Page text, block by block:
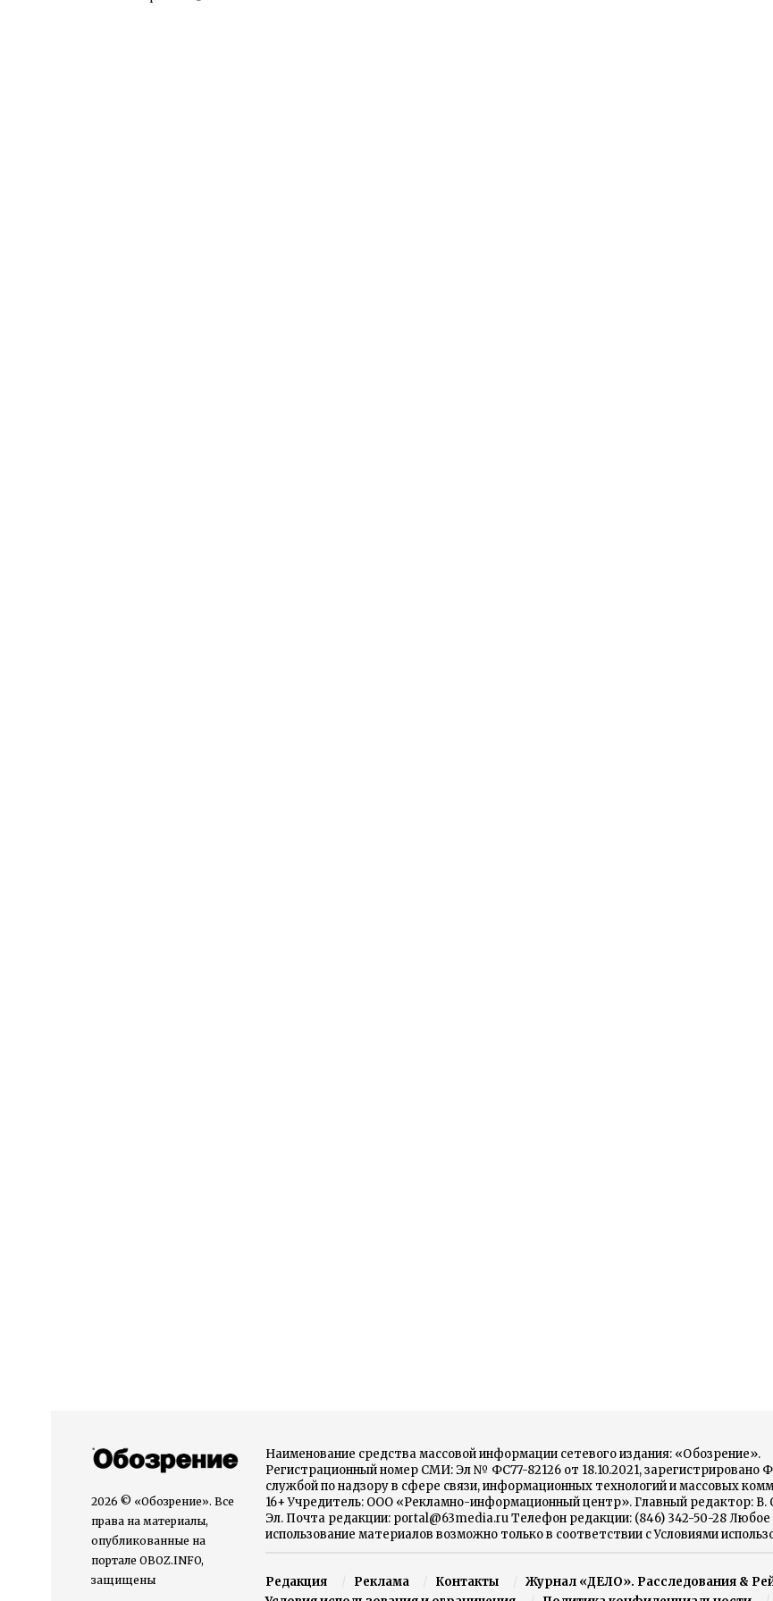
2026 © «Обозрение». Все
права на материалы,
опубликованные на
портале OBOZ.INFO,
защищены
Наименование средства массовой информации сетевого издания: «Обозрение».
Регистрационный номер СМИ: Эл № ФС77-82126 от 18.10.2021, зарегистрировано
службой по надзору в сфере связи, информационных технологий и массовых
16+ Учредитель: ООО «Рекламно-информационный центр». Главный редактор: В.
Эл. Почта редакции: portal@63media.ru Телефон редакции: (846) 342-50-28 Любое
использование материалов возможно только в соответствии с Условиями
Редакция Реклама Контакты
Журнал «ДЕЛО». Расследования &